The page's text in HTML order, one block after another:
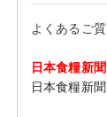
よくあるご
日本食糧新
日本食糧新